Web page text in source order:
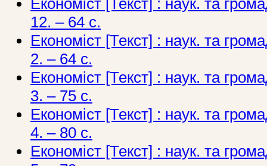
12. – 64 с.
Економіст [Текст] : наук. та
2. – 64 с.
Економіст [Текст] : наук. та
3. – 75 c.
Економіст [Текст] : наук. та
4. – 80 с.
Економіст [Текст] : наук. та